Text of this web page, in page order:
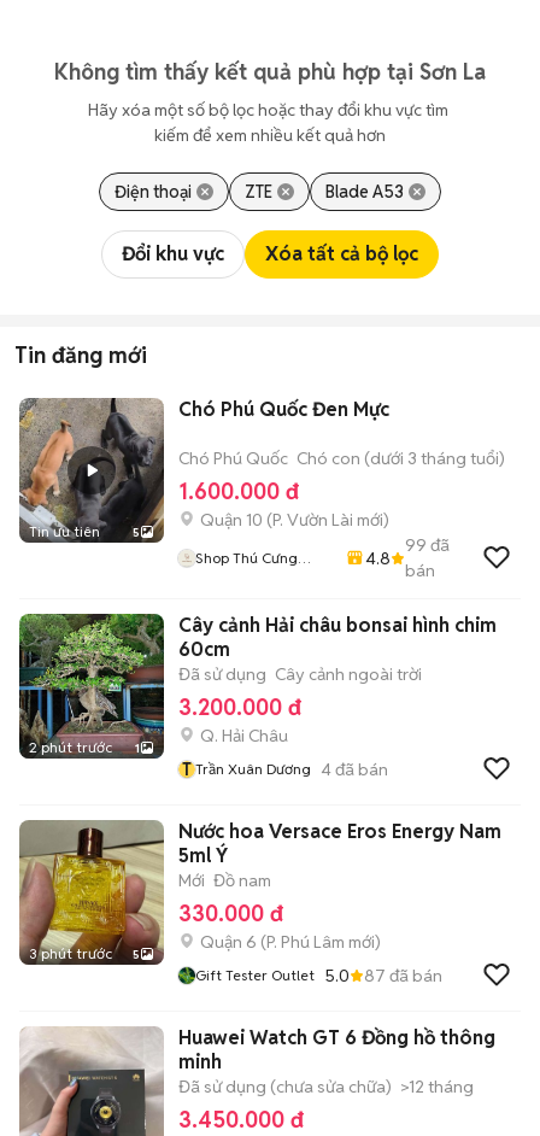
Không tìm thấy kết quả phù hợp tại Sơn La
Hãy xóa một số bộ lọc hoặc thay đổi khu vực tìm
kiếm để xem nhiều kết quả hơn
Điện thoại ZTE Blade A53
Đổi khu vực Xóa tất cả bộ lọc
Tin đăng mới
Tin ưu tiên 5
Chó Phú Quốc Đen Mực
Chó Phú Quốc Chó con (dưới 3 tháng tuổi)
1.600.000 đ
Quận 10 (P. Vườn Lài mới)
Shop Thú Cưng
4.8
99 đã
bán
2 phút trước 1
Cây cảnh Hải châu bonsai hình chim
60cm
Đã sử dụng Cây cảnh ngoài trời
3.200.000 đ
Q. Hải Châu
T Trần Xuân Dương 4đã bán
3 phút trước 5
Nước hoa Versace Eros Energy Nam
5ml Ý
Mới Đồ nam
330.000 đ
Quận 6 (P. Phú Lâm mới)
Gift Tester Outlet 5.0 87 đã bán
Huawei Watch GT 6 Đồng hồ thông
minh
Đã sử dụng (chưa sửa chữa) >12 tháng
3.450.000 đ